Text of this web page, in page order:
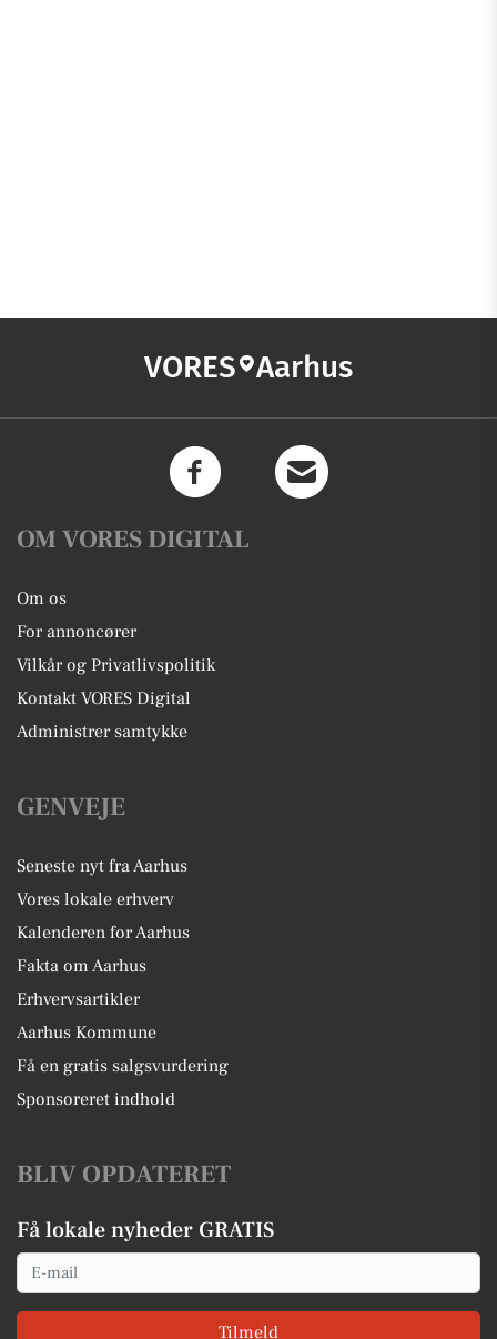
VORES Aarhus
OM VORES DIGITAL
Om os
For annoncører
Vilkår og Privatlivspolitik
Kontakt VORES Digital
Administrer samtykke
GENVEJE
Seneste nyt fra Aarhus
Vores lokale erhverv
Kalenderen for Aarhus
Fakta om Aarhus
Erhvervsartikler
Aarhus Kommune
Få en gratis salgsvurdering
Sponsoreret indhold
BLIV OPDATERET
Få lokale nyheder GRATIS
Email
Tilmeld